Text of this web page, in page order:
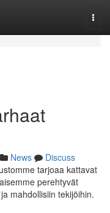
News
Discuss
tarjoaa kattavat
perehtyvät
mahdollisiin tekijöihin.